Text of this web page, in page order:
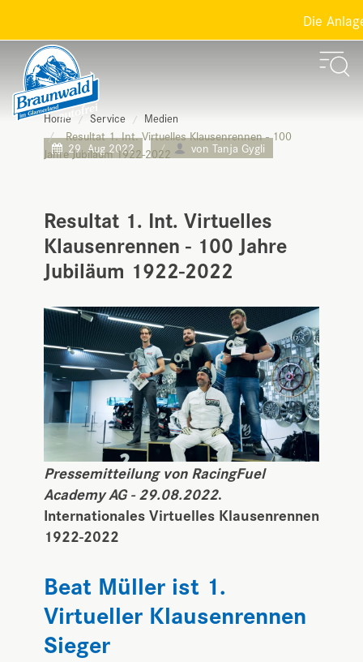
Die
29. Aug 2022 von Tanja Gygli
Home Service Medien
Resultat 1. Int. Virtuelles Klausenrennen - 100
Jahre Jubiläum 1922-2022
Resultat 1. Int. Virtuelles
Klausenrennen - 100 Jahre
Jubiläum 1922-2022
Pressemitteilung von RacingFuel
Academy AG - 29.08.2022.
Internationales Virtuelles Klausenrennen
1922-2022
Beat Müller ist 1.
Virtueller Klausenrennen
Sieger